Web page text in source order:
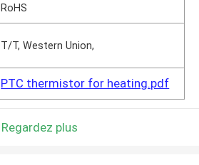
RoHS
T/T, Western Union,
PTC thermistor for heating.pdf
Regardez plus